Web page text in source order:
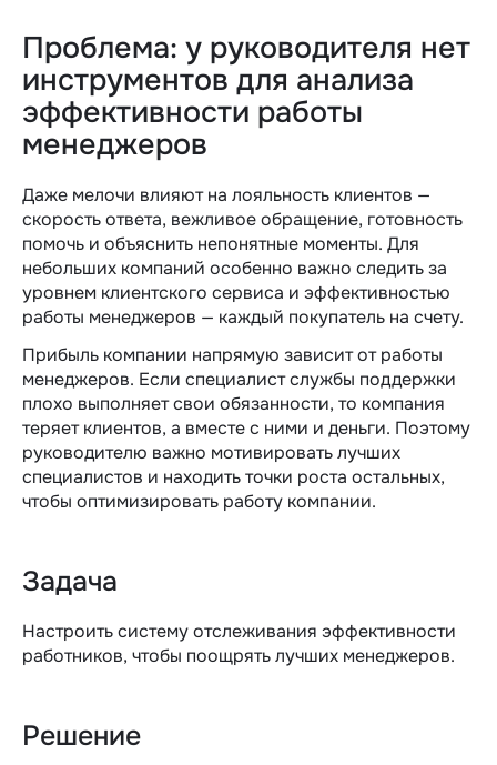
Проблема: у руководителя нет
инструментов для анализа
эффективности работы
менеджеров
Даже мелочи влияют на лояльность клиентов —
скорость ответа, вежливое обращение, готовность
помочь и объяснить непонятные моменты. Для
небольших компаний особенно важно следить за
уровнем клиентского сервиса и эффективностью
работы менеджеров — каждый покупатель на счету.
Прибыль компании напрямую зависит от работы
менеджеров. Если специалист службы поддержки
плохо выполняет свои обязанности, то компания
теряет клиентов, а вместе с ними и деньги. Поэтому
руководителю важно мотивировать лучших
специалистов и находить точки роста остальных,
чтобы оптимизировать работу компании.
Задача
Настроить систему отслеживания эффективности
работников, чтобы поощрять лучших менеджеров.
Решение